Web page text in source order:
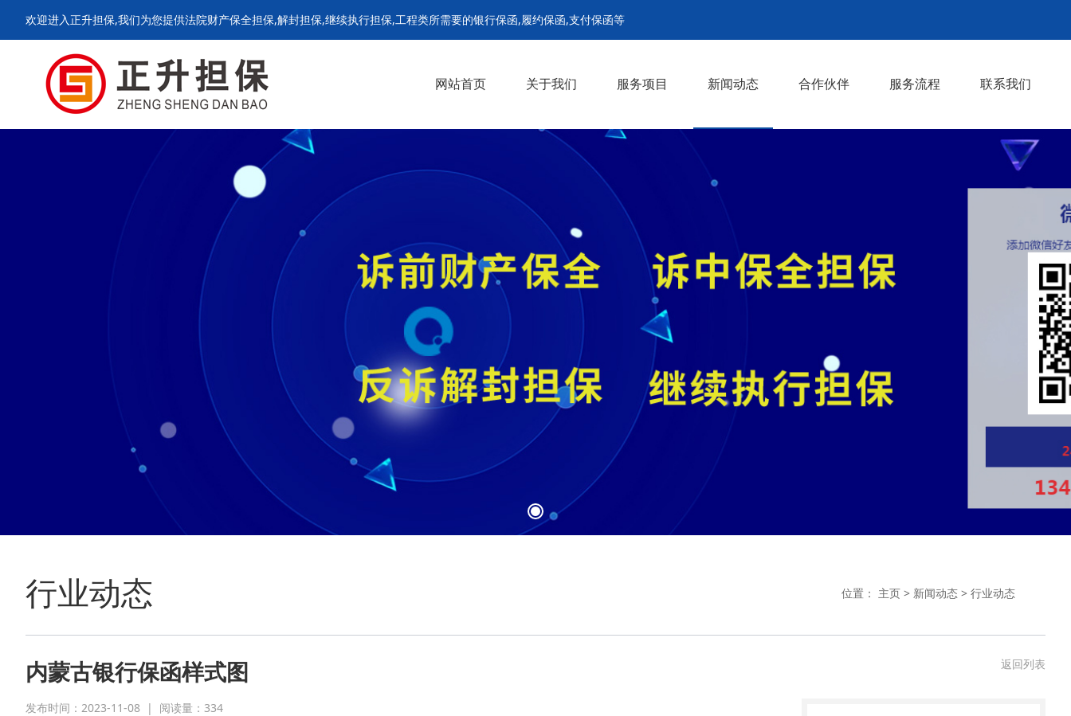
欢迎进入正升担保,我们为您提供法院财产保全担保,解封担保,继续执行担保,工程类所需要的银行保函,履约保函,支付保函等
网站首页 关于我们 服务项目
诉前财产保全担保
诉中财产保全担保
解封担保
继续执行担保
支付担保保函
履约保函
预付款保函
招投标保函
农民工工资保函
新闻动态 合作伙伴 服务流程 联系我们
行业动态 位置： 主页 > 新闻动态 > 行业动态
内蒙古银行保函样式图
发布时间：2023-11-08 | 阅读量： 334
返回列表